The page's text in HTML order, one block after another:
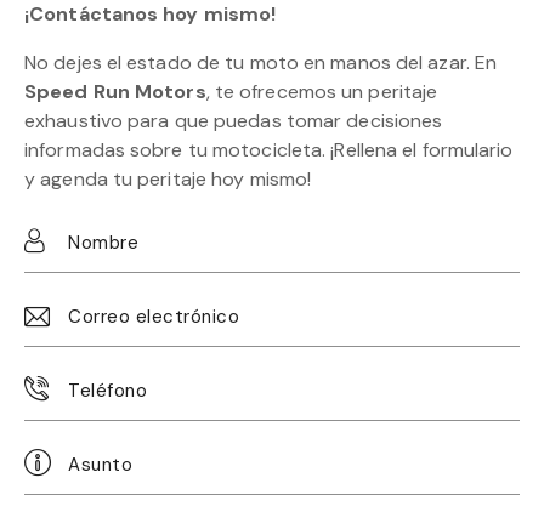
¡Contáctanos hoy mismo!
No dejes el estado de tu moto en manos del azar. En
Speed Run Motors, te ofrecemos un peritaje
exhaustivo para que puedas tomar decisiones
informadas sobre tu motocicleta. ¡Rellena el formulario
y agenda tu peritaje hoy mismo!